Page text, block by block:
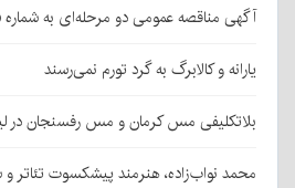
آگهی مناقصه عمومی دو مرحله‌ای به شماره ۰۵-۱۴۰۵ (تجدید اول)
یارانه و کالابرگ به گرد تورم نمی‌رسند
بلاتکلیفی مس کرمان و مس رفسنجان
محمد نواب‌زاده، هنرمند پیشکسوت تئاتر